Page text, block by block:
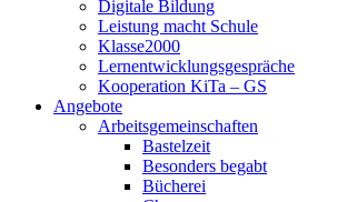
Digitale Bildung
Leistung macht Schule
Klasse2000
Lernentwicklungsgespräche
Kooperation KiTa – GS
Angebote
Arbeitsgemeinschaften
Bastelzeit
Besonders begabt
Bücherei